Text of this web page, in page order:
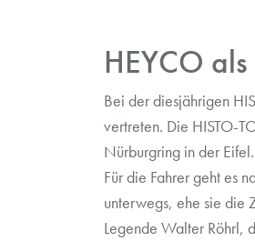
HEYCO
Bei der diesjährigen
vertreten. Die HISTO-
Nürburgring in der Eifel.
Für die Fahrer geht es
unterwegs, ehe sie die
Legende Walter Röhrl,